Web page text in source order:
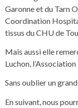
Garonne et du Tarn
Coordination
tissus du CHU de
Mais aussi elle
Luchon,
Sans oublier un
En suivant, nous